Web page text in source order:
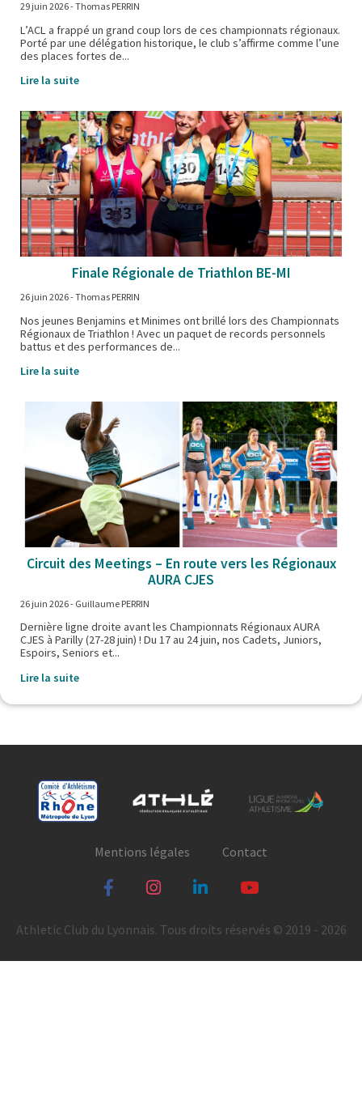
29 juin 2026- Thomas PERRIN
L’ACL a frappé un grand coup lors de ces championnats régionaux.
Porté par une délégation historique, le club s’affirme comme l’une
des places fortes de...
Lire la suite
Finale Régionale de Triathlon BE-MI
26 juin 2026- Thomas PERRIN
Nos jeunes Benjamins et Minimes ont brillé lors des Championnats
Régionaux de Triathlon ! Avec un paquet de records personnels
battus et des performances de...
Lire la suite
Circuit des Meetings – En route vers les Régionaux
AURA CJES
26 juin 2026- Guillaume PERRIN
Dernière ligne droite avant les Championnats Régionaux AURA
CJES à Parilly (27-28 juin) ! Du 17 au 24 juin, nos Cadets, Juniors,
Espoirs, Seniors et...
Lire la suite
Mentions légales Contact
Athletic Club du Lyonnais. Tous droits réservés © 2019 - 2026